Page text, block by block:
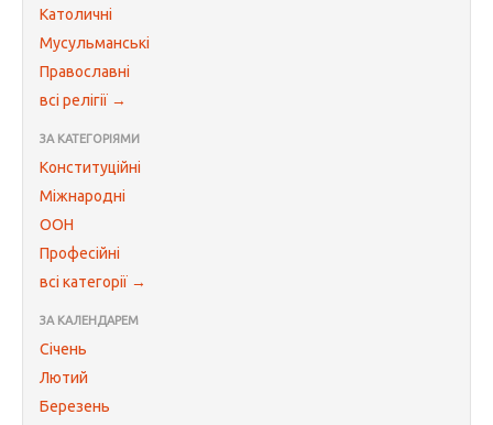
Католичні
Мусульманські
Православні
всі релігії →
ЗА КАТЕГОРІЯМИ
Конституційні
Міжнародні
ООН
Професійні
всі категорії →
ЗА КАЛЕНДАРЕМ
Січень
Лютий
Березень